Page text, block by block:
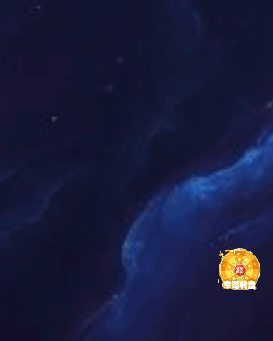
中国十大家装门窗PG东升国际